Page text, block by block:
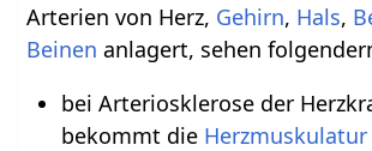
Arterien von Herz, Gehirn, Hals,
Beinen anlagert, sehen
bei Arteriosklerose der
bekommt die Herzmuskulatur